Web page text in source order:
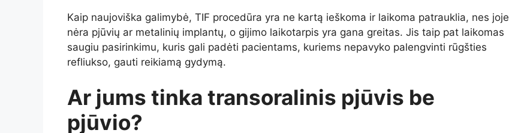
Kaip naujoviška galimybė, TIF procedūra yra ne kartą ieškoma ir laikoma patrauklia, nes joje
nėra pjūvių ar metalinių implantų, o gijimo laikotarpis yra gana greitas. Jis taip pat laikomas
saugiu pasirinkimu, kuris gali padėti pacientams, kuriems nepavyko palengvinti rūgšties
refliukso, gauti reikiamą gydymą.
Ar jums tinka transoralinis pjūvis be
pjūvio?